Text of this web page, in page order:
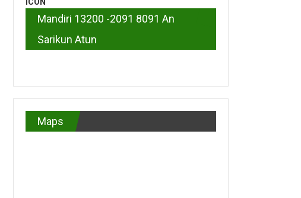
Mandiri 13200 -2091 8091 An
Sarikun Atun
Maps